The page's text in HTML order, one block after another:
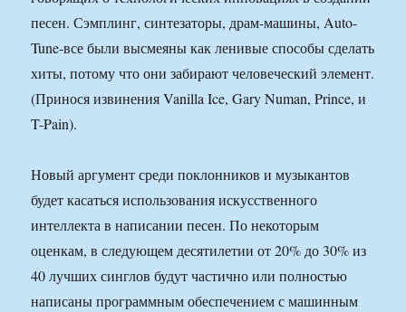
песен. Сэмплинг, синтезаторы, драм-машины, Auto-
Tune-все были высмеяны как ленивые способы сделать
хиты, потому что они забирают человеческий элемент.
(Принося извинения Vanilla Ice, Gary Numan, Prince, и
T-Pain).
Новый аргумент среди поклонников и музыкантов
будет касаться использования искусственного
интеллекта в написании песен. По некоторым
оценкам, в следующем десятилетии от 20% до 30% из
40 лучших синглов будут частично или полностью
написаны программным обеспечением с машинным